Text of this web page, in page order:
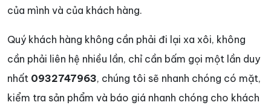
của mình và của khách hàng.
Quý khách hàng không cần phải đi lại xa xôi, không
cần phải liên hệ nhiều lần, chỉ cần bấm gọi một lần duy
nhất 0932747963, chúng tôi sẽ nhanh chóng có mặt,
kiểm tra sản phẩm và báo giá nhanh chóng cho khách